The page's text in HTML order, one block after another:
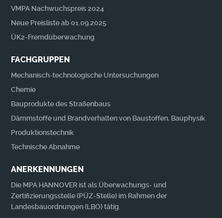
VMPA Nachwuchspreis 2024
Neue Preisliste ab 01.09.2025
ÜK2-Fremdüberwachung
FACHGRUPPEN
Mechanisch-technologische Untersuchungen
Chemie
Bauprodukte des Straßenbaus
Dämmstoffe und Brandverhalten von Baustoffen, Bauphysik
Produktionstechnik
Technische Abnahme
ANERKENNUNGEN
Die MPA HANNOVER ist als Überwachungs- und
Zertifizierungsstelle (PÜZ-Stelle) im Rahmen der
Landesbauordnungen (LBO) tätig.